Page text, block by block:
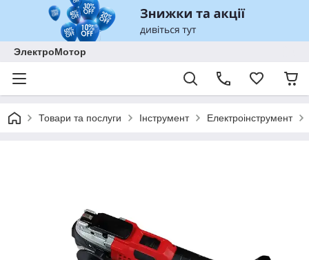
ЭлектроМотор
Товари та послуги Інструмент Електроінструмент